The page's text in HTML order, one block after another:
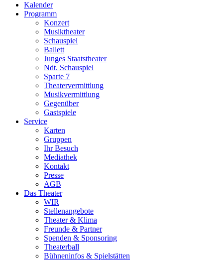
Kalender
Programm
Konzert
Musiktheater
Schauspiel
Ballett
Junges Staatstheater
Ndt. Schauspiel
Sparte 7
Theatervermittlung
Musikvermittlung
Gegenüber
Gastspiele
Service
Karten
Gruppen
Ihr Besuch
Mediathek
Kontakt
Presse
AGB
Das Theater
WIR
Stellenangebote
Theater & Klima
Freunde & Partner
Spenden & Sponsoring
Theaterball
Bühneninfos & Spielstätten